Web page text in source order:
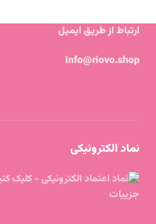
ارتباط از طریق ایمیل
info@riovo.shop
نماد الکترونیکی